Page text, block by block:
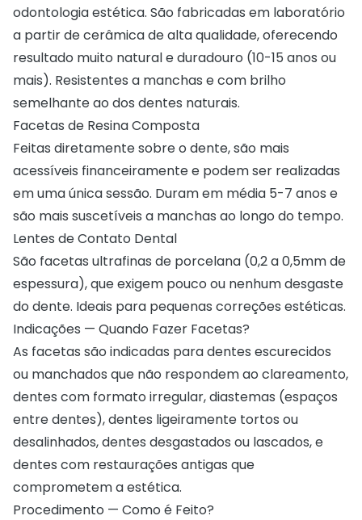
odontologia estética. São fabricadas em laboratório
a partir de cerâmica de alta qualidade, oferecendo
resultado muito natural e duradouro (10-15 anos ou
mais). Resistentes a manchas e com brilho
semelhante ao dos dentes naturais.
Facetas de Resina Composta
Feitas diretamente sobre o dente, são mais
acessíveis financeiramente e podem ser realizadas
em uma única sessão. Duram em média 5-7 anos e
são mais suscetíveis a manchas ao longo do tempo.
Lentes de Contato Dental
São facetas ultrafinas de porcelana (0,2 a 0,5mm de
espessura), que exigem pouco ou nenhum desgaste
do dente. Ideais para pequenas correções estéticas.
Indicações — Quando Fazer Facetas?
As facetas são indicadas para dentes escurecidos
ou manchados que não respondem ao clareamento,
dentes com formato irregular, diastemas (espaços
entre dentes), dentes ligeiramente tortos ou
desalinhados, dentes desgastados ou lascados, e
dentes com restaurações antigas que
comprometem a estética.
Procedimento — Como é Feito?